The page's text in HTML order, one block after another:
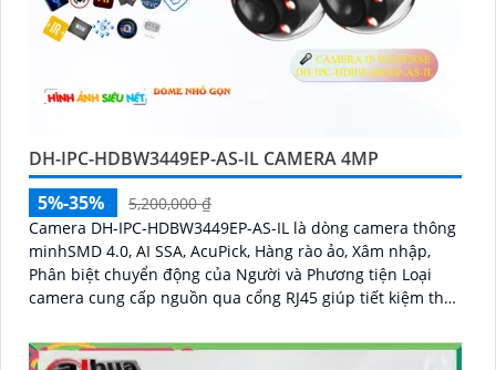
DH-IPC-HDBW3449EP-AS-IL CAMERA 4MP
5%-35%
5,200,000 ₫
Camera DH-IPC-HDBW3449EP-AS-IL là dòng camera thông
minhSMD 4.0, AI SSA, AcuPick, Hàng rào ảo, Xâm nhập,
Phân biệt chuyển động của Người và Phương tiện Loại
camera cung cấp nguồn qua cổng RJ45 giúp tiết kiệm thời